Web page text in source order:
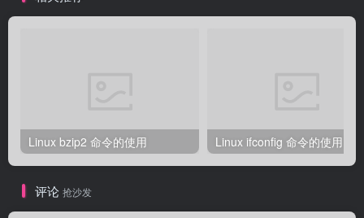
Linux bzip2 命令的使用 Linux ifconfig 命令的使用
评论 抢沙发